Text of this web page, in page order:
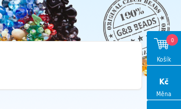
0
Košík
Kč
Měna